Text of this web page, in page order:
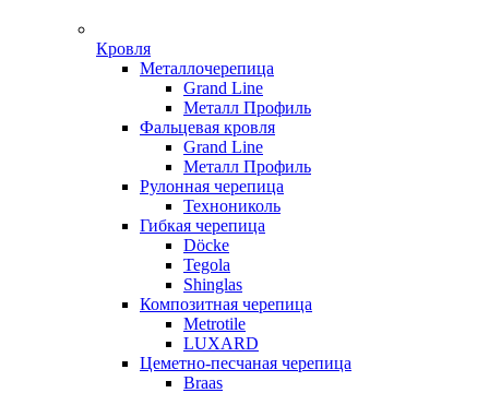
Кровля
Металлочерепица
Grand Line
Металл Профиль
Фальцевая кровля
Grand Line
Металл Профиль
Рулонная черепица
Технониколь
Гибкая черепица
Döсkе
Tegola
Shinglas
Композитная черепица
Metrotile
LUXARD
Цеметно-песчаная черепица
Braas